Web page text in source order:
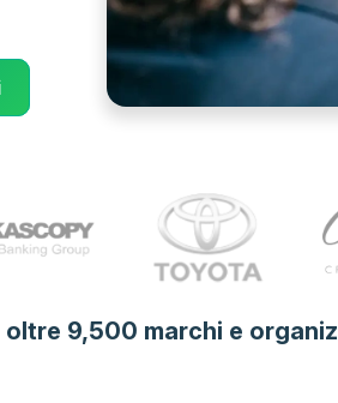
9,500 marchi e